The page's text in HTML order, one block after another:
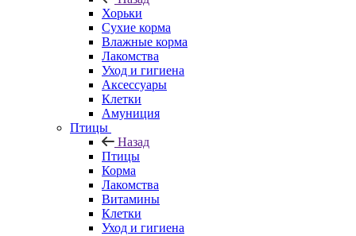
Хорьки
Сухие корма
Влажные корма
Лакомства
Уход и гигиена
Аксессуары
Клетки
Амуниция
Птицы
Назад
Птицы
Корма
Лакомства
Витамины
Клетки
Уход и гигиена